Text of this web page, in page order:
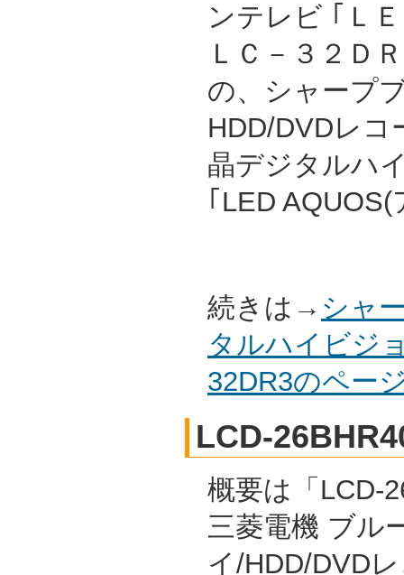
ンテレビ ｢Ｌ
ＬＣ－３２Ｄ
の、シャープ
HDD/DVDレコ
晶デジタルハ
｢LED
続きは→ シャ
タルハイビジ
32DR3のペー
LCD-
概要は「LCD-
三菱電機 ブル
イ/HDD/DVD